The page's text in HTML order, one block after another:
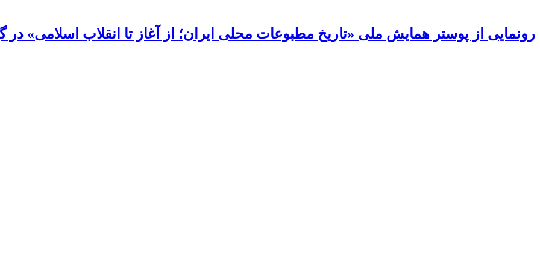
رونمایی از پوستر همایش ملی «تاریخ مطبوعات محلی ایران؛ از آغاز تا انقلاب اسلامی» در